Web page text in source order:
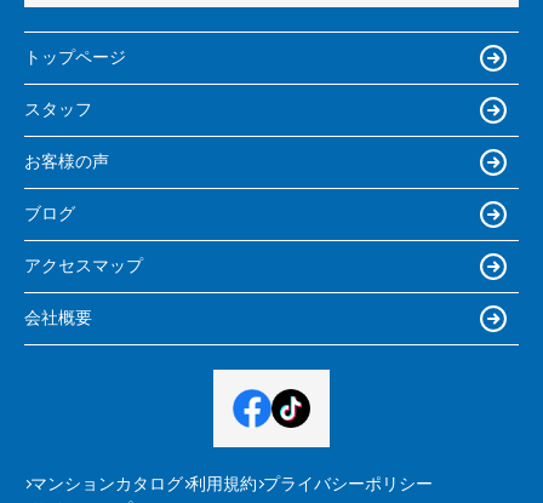
トップページ
スタッフ
お客様の声
ブログ
アクセスマップ
会社概要
マンションカタログ 利用規約 プライバシーポリシー